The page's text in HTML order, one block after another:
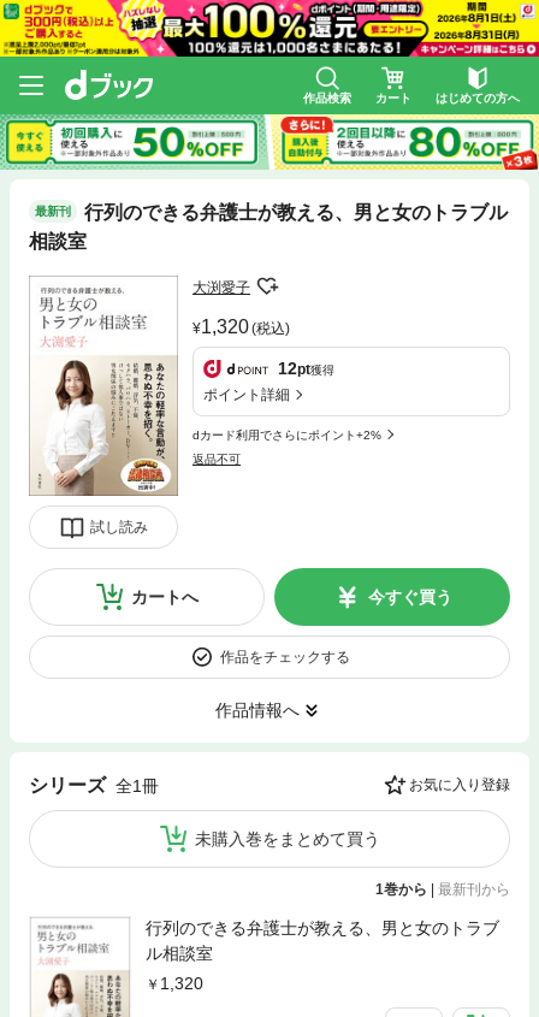
作品検索 カート はじめての方へ
最新刊
行列のできる弁護士が教える、男と女のトラブル
相談室
試し読み
大渕愛子
1,320(税込)
12pt獲得
ポイント詳細
dカード利用でさらにポイント+2%
返品不可
カートへ 今すぐ買う
作品をチェックする
作品情報へ
シリーズ 全1冊 お気に入り登録
未購入巻をまとめて買う
1巻から | 最新刊から
行列のできる弁護士が教える、男と女のトラブ
ル相談室
1,320